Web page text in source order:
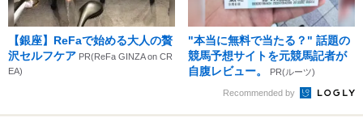
【銀座】ReFaで始める大人の贅
沢セルフケア PR(ReFa GINZA on CR
EA)
"本当に無料で当たる？" 話題の
競馬予想サイトを元競馬記者が
自腹レビュー。
PR(ルーツ)
Recommended by